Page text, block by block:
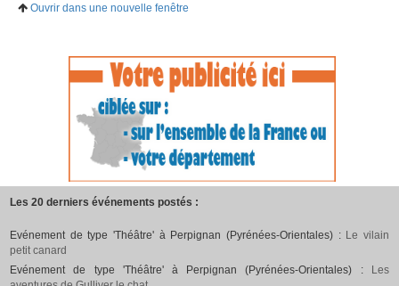
Ouvrir dans une nouvelle fenêtre
Les 20 derniers événements postés :
Evénement de type 'Théâtre' à Perpignan (Pyrénées-Orientales) : Le vilain
petit canard
Evénement de type 'Théâtre' à Perpignan (Pyrénées-Orientales) :
Les